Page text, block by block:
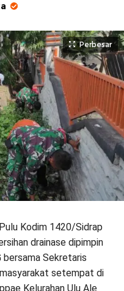
Perbesar
Kodim 1420/Sidrap
drainase dipimpin
bersama Sekretaris
setempat di
Kelurahan Ulu Ale